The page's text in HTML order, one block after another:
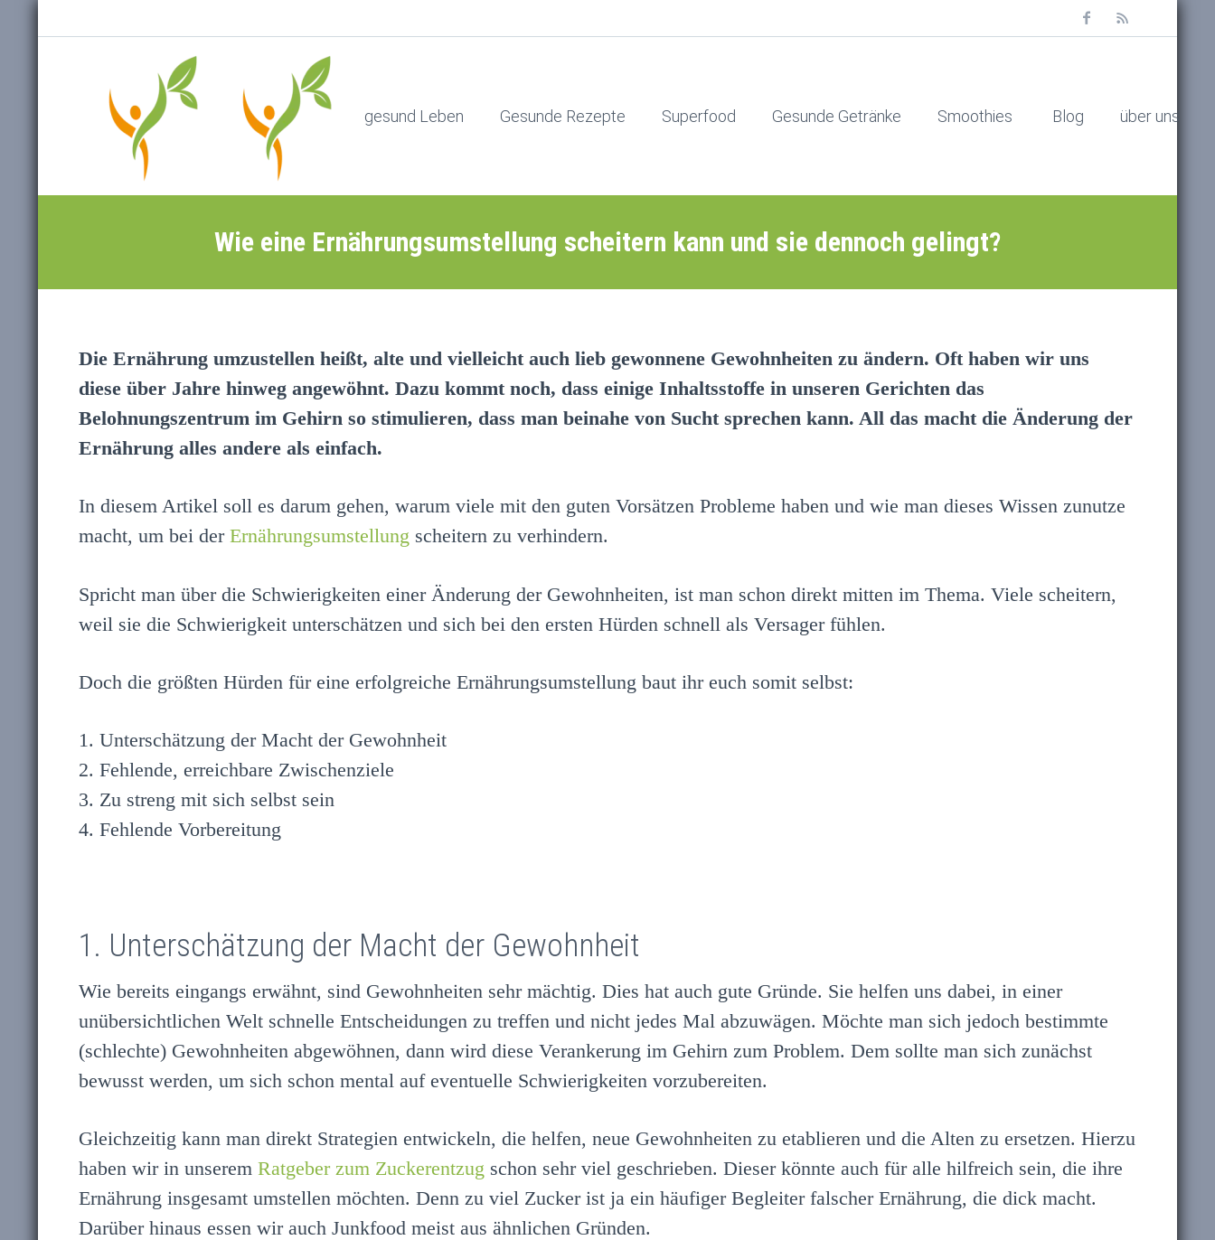
gesund Leben Gesunde Rezepte Superfood Gesunde Getränke Smoothies Blog über uns
Wie eine Ernährungsumstellung scheitern kann und sie dennoch gelingt?
Die Ernährung umzustellen heißt, alte und vielleicht auch lieb gewonnene Gewohnheiten zu ändern. Oft haben wir uns
diese über Jahre hinweg angewöhnt. Dazu kommt noch, dass einige Inhaltsstoffe in unseren Gerichten das
Belohnungszentrum im Gehirn so stimulieren, dass man beinahe von Sucht sprechen kann. All das macht die Änderung der
Ernährung alles andere als einfach.
In diesem Artikel soll es darum gehen, warum viele mit den guten Vorsätzen Probleme haben und wie man dieses Wissen zunutze
macht, um bei der Ernährungsumstellung scheitern zu verhindern.
Spricht man über die Schwierigkeiten einer Änderung der Gewohnheiten, ist man schon direkt mitten im Thema. Viele scheitern,
weil sie die Schwierigkeit unterschätzen und sich bei den ersten Hürden schnell als Versager fühlen.
Doch die größten Hürden für eine erfolgreiche Ernährungsumstellung baut ihr euch somit selbst:
1. Unterschätzung der Macht der Gewohnheit
2. Fehlende, erreichbare Zwischenziele
3. Zu streng mit sich selbst sein
4. Fehlende Vorbereitung
1. Unterschätzung der Macht der Gewohnheit
Wie bereits eingangs erwähnt, sind Gewohnheiten sehr mächtig. Dies hat auch gute Gründe. Sie helfen uns dabei, in einer
unübersichtlichen Welt schnelle Entscheidungen zu treffen und nicht jedes Mal abzuwägen. Möchte man sich jedoch bestimmte
(schlechte) Gewohnheiten abgewöhnen, dann wird diese Verankerung im Gehirn zum Problem. Dem sollte man sich zunächst
bewusst werden, um sich schon mental auf eventuelle Schwierigkeiten vorzubereiten.
Gleichzeitig kann man direkt Strategien entwickeln, die helfen, neue Gewohnheiten zu etablieren und die Alten zu ersetzen. Hierzu
haben wir in unserem Ratgeber zum Zuckerentzug schon sehr viel geschrieben. Dieser könnte auch für alle hilfreich sein, die ihre
Ernährung insgesamt umstellen möchten. Denn zu viel Zucker ist ja ein häufiger Begleiter falscher Ernährung, die dick macht.
Darüber hinaus essen wir auch Junkfood meist aus ähnlichen Gründen.